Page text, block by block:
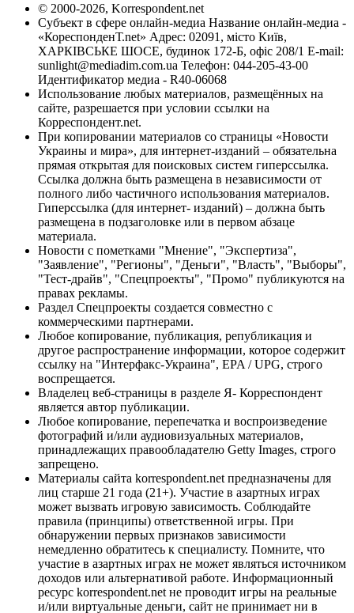
© 2000-2026, Korrespondent.net
Субъект в сфере онлайн-медиа Название онлайн-медиа -
«КореспонденТ.net» Адрес: 02091, місто Київ,
ХАРКІВСЬКЕ ШОСЕ, будинок 172-Б, офіс 208/1 E-mail:
sunlight@mediadim.com.ua Телефон: 044-205-43-00
Идентификатор медиа - R40-06068
Использование любых материалов, размещённых на
сайте, разрешается при условии ссылки на
Корреспондент.net.
При копировании материалов со страницы «Новости
Украины и мира», для интернет-изданий – обязательна
прямая открытая для поисковых систем гиперссылка.
Ссылка должна быть размещена в независимости от
полного либо частичного использования материалов.
Гиперссылка (для интернет- изданий) – должна быть
размещена в подзаголовке или в первом абзаце
материала.
Новости с пометками "Мнение", "Экспертиза",
"Заявление", "Регионы", "Деньги", "Власть", "Выборы",
"Тест-драйв", "Спецпроекты", "Промо" публикуются на
правах рекламы.
Раздел Спецпроекты создается совместно с
коммерческими партнерами.
Любое копирование, публикация, републикация и
другое распространение информации, которое содержит
ссылку на "Интерфакс-Украина", EPA / UPG, строго
воспрещается.
Владелец веб-страницы в разделе Я- Корреспондент
является автор публикации.
Любое копирование, перепечатка и воспроизведение
фотографий и/или аудиовизуальных материалов,
принадлежащих правообладателю Getty Images, строго
запрещено.
Материалы сайта korrespondent.net предназначены для
лиц старше 21 года (21+). Участие в азартных играх
может вызвать игровую зависимость. Соблюдайте
правила (принципы) ответственной игры. При
обнаружении первых признаков зависимости
немедленно обратитесь к специалисту. Помните, что
участие в азартных играх не может являться источником
доходов или альтернативой работе. Информационный
ресурс korrespondent.net не проводит игры на реальные
и/или виртуальные деньги, сайт не принимает ни в